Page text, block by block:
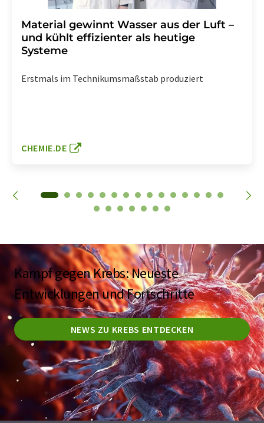
Material gewinnt Wasser aus der Luft –
und kühlt effizienter als heutige
Systeme
Erstmals im Technikumsmaßstab produziert
CHEMIE.DE
Kampf gegen Krebs: Neueste
Entwicklungen und Fortschritte
NEWS ZU KREBS ENTDECKEN